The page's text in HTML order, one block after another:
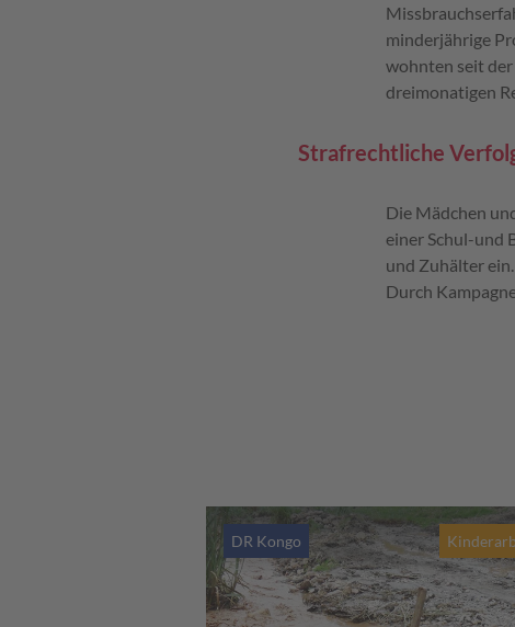
minderjährige
wohnten seit der
dreimonatigen
Strafrechtliche
Die Mädchen
einer Schul-und
und Zuhälter
Durch
DR Kongo